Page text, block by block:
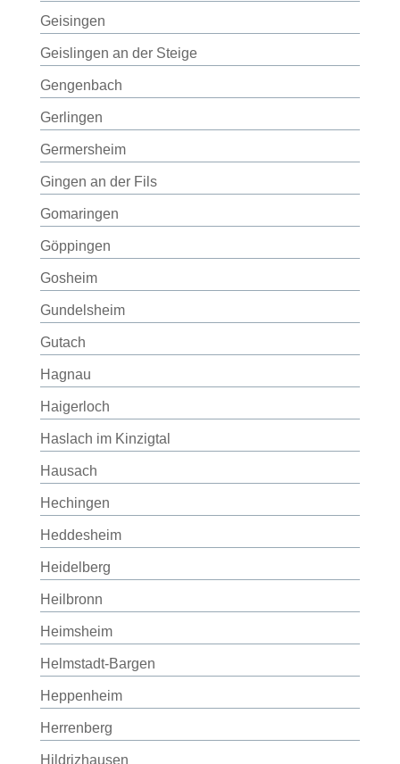
Geisingen
Geislingen an der Steige
Gengenbach
Gerlingen
Germersheim
Gingen an der Fils
Gomaringen
Göppingen
Gosheim
Gundelsheim
Gutach
Hagnau
Haigerloch
Haslach im Kinzigtal
Hausach
Hechingen
Heddesheim
Heidelberg
Heilbronn
Heimsheim
Helmstadt-Bargen
Heppenheim
Herrenberg
Hildrizhausen